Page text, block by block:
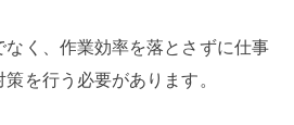
く、作業効率を落とさずに仕事
を行う必要があります。